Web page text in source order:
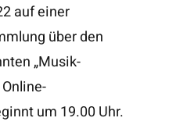
auf einer
über den
„Musik-
um 19.00 Uhr.